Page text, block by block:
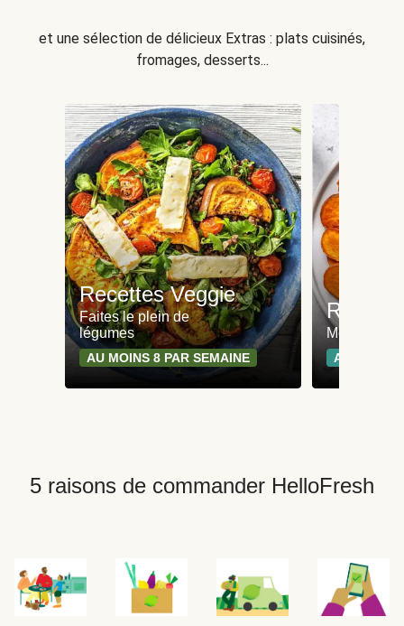
et une sélection de délicieux Extras : plats cuisinés,
fromages, desserts...
Recettes Veggie
Faites le plein de
légumes
AU MOINS 8 PAR SEMAINE
Moins de
AU MOINS
5 raisons de commander HelloFresh